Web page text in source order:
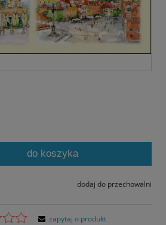
do koszyka
dodaj do przechowalni
zapytaj o produkt